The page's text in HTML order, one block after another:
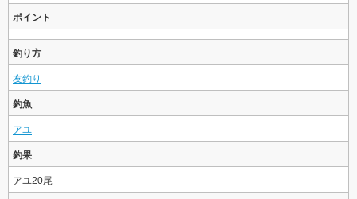
ポイント
釣り方
友釣り
釣魚
アユ
釣果
アユ20尾